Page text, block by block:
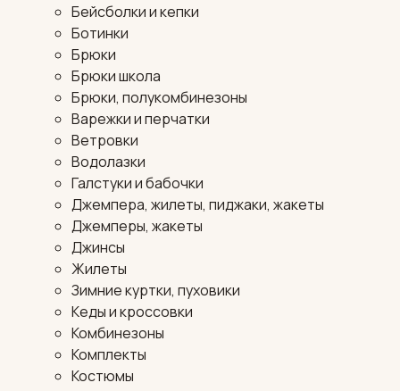
Бейсболки и кепки
Ботинки
Брюки
Брюки школа
Брюки, полукомбинезоны
Варежки и перчатки
Ветровки
Водолазки
Галстуки и бабочки
Джемпера, жилеты, пиджаки, жакеты
Джемперы, жакеты
Джинсы
Жилеты
Зимние куртки, пуховики
Кеды и кроссовки
Комбинезоны
Комплекты
Костюмы